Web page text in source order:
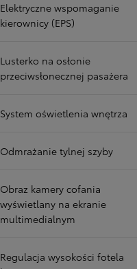
Elektryczne wspomaganie
kierownicy (EPS)
Lusterko na osłonie
przeciwsłonecznej pasażera
System oświetlenia wnętrza
Odmrażanie tylnej szyby
Obraz kamery cofania
wyświetlany na ekranie
multimedialnym
Regulacja wysokości fotela